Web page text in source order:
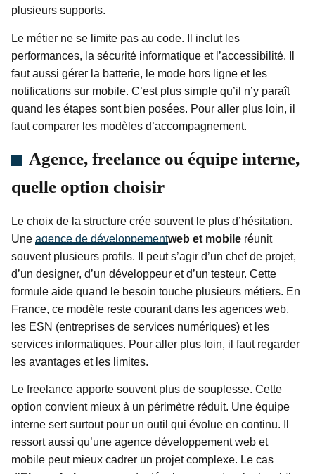
plusieurs supports.
Le métier ne se limite pas au code. Il inclut les
performances, la sécurité informatique et l’accessibilité. Il
faut aussi gérer la batterie, le mode hors ligne et les
notifications sur mobile. C’est plus simple qu’il n’y paraît
quand les étapes sont bien posées. Pour aller plus loin, il
faut comparer les modèles d’accompagnement.
Agence, freelance ou équipe interne,
quelle option choisir
Le choix de la structure crée souvent le plus d’hésitation.
Une agence de développementweb et mobile réunit
souvent plusieurs profils. Il peut s’agir d’un chef de projet,
d’un designer, d’un développeur et d’un testeur. Cette
formule aide quand le besoin touche plusieurs métiers. En
France, ce modèle reste courant dans les agences web,
les ESN (entreprises de services numériques) et les
services informatiques. Pour aller plus loin, il faut regarder
les avantages et les limites.
Le freelance apporte souvent plus de souplesse. Cette
option convient mieux à un périmètre réduit. Une équipe
interne sert surtout pour un outil qui évolue en continu. Il
ressort aussi qu’une agence développement web et
mobile peut mieux cadrer un projet complexe. Le cas